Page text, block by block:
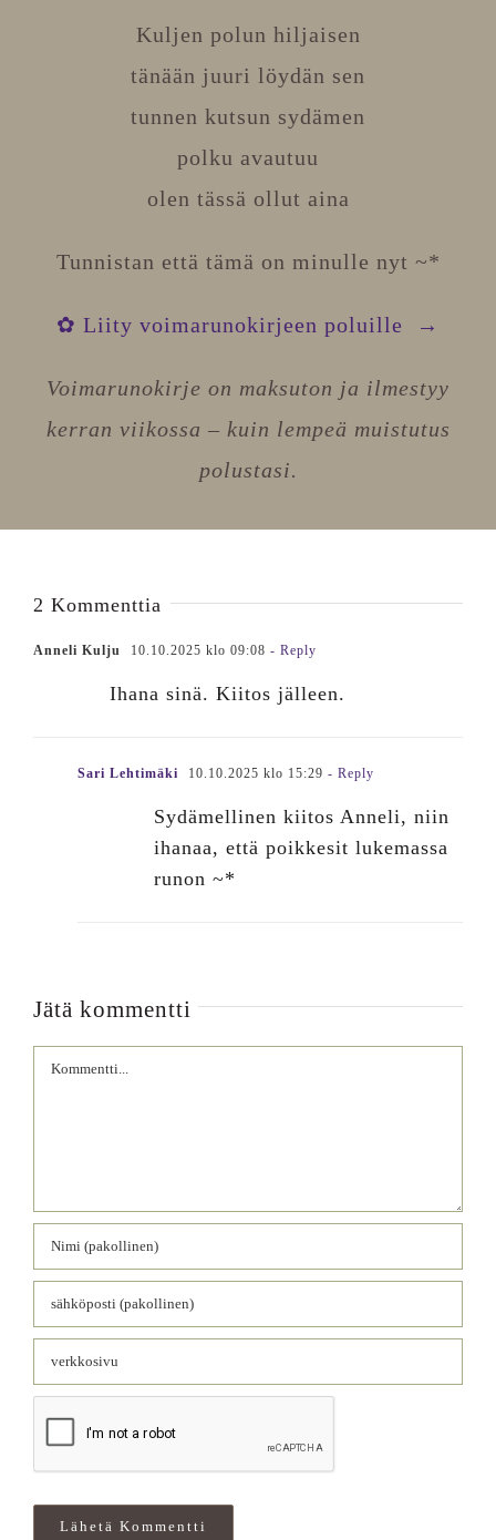
Kuljen polun hiljaisen
tänään juuri löydän sen
tunnen kutsun sydämen
polku avautuu
olen tässä ollut aina
Tunnistan että tämä on minulle nyt ~*
✿ Liity voimarunokirjeen poluille →
Voimarunokirje on maksuton ja ilmestyy
kerran viikossa – kuin lempeä muistutus
polustasi.
2 Kommenttia
Anneli Kulju 10.10.2025 klo 09:08 - Reply
Ihana sinä. Kiitos jälleen.
Sari Lehtimäki 10.10.2025 klo 15:29 - Reply
Sydämellinen kiitos Anneli, niin
ihanaa, että poikkesit lukemassa
runon ~*
Jätä kommentti
Comment